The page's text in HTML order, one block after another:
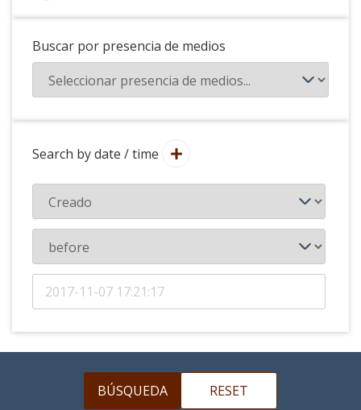
Buscar por presencia de medios
Search by date / time